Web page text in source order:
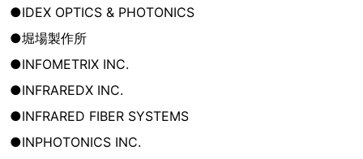
●IDEX OPTICS & PHOTONICS
●堀場製作所
●INFOMETRIX INC.
●INFRAREDX INC.
●INFRARED FIBER SYSTEMS
●INPHOTONICS INC.